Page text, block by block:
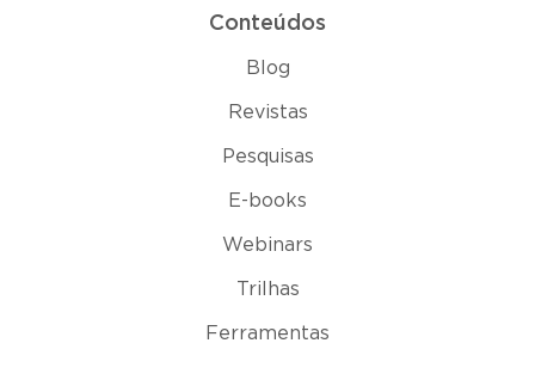
Conteúdos
Blog
Revistas
Pesquisas
E-books
Webinars
Trilhas
Ferramentas